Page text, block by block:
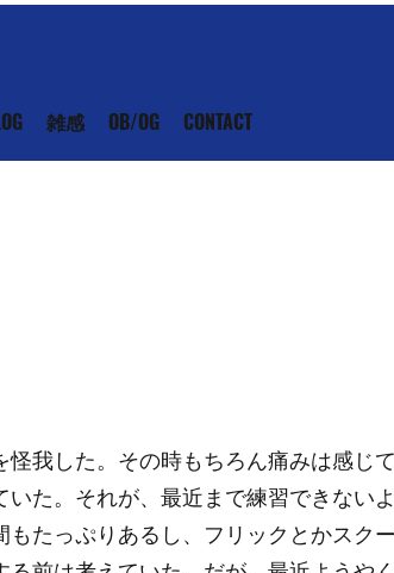
雑感 OB/OG CONTACT
我した。その時もちろん痛みは感じ
た。それが、最近まで練習できない
たっぷりあるし、フリックとかスク